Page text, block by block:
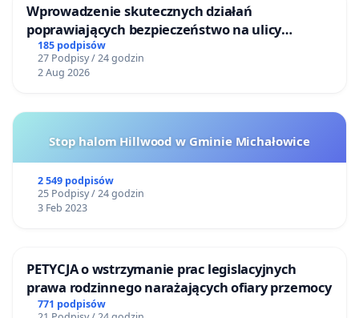
Wprowadzenie skutecznych działań
poprawiających bezpieczeństwo na ulicy
Żeromskiego w Otwocku
185 podpisów
27 Podpisy / 24 godzin
2 Aug 2026
Stop halom Hillwood w Gminie Michałowice
2 549 podpisów
25 Podpisy / 24 godzin
3 Feb 2023
PETYCJA o wstrzymanie prac legislacyjnych
prawa rodzinnego narażających ofiary przemocy
771 podpisów